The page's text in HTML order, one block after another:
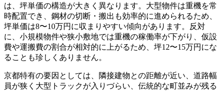
は、坪単価の構造が大きく異なります。大型物件は重機を常
時配置でき、鋼材の切断・搬出も効率的に進められるため、
坪単価は8〜10万円に収まりやすい傾向があります。反対
に、小規模物件や狭小敷地では重機の稼働率が下がり、仮設
費や運搬費の割合が相対的に上がるため、坪12〜15万円にな
ることも珍しくありません。
京都特有の要因としては、隣接建物との距離が近い、道路幅
員が狭く大型トラックが入りづらい、伝統的な町並みが残る